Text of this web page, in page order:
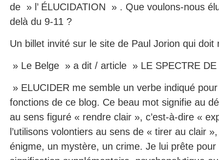
de » l’ ÉLUCIDATION » . Que voulons-nous
delà du 9-11 ?
Un billet invité sur le site de Paul Jorion qui doit
» Le Belge » a dit / article » LE SPECTRE DE
» ELUCIDER me semble un verbe indiqué pour
fonctions de ce blog. Ce beau mot signifie au
au sens figuré « rendre clair », c’est-à-dire «
l’utilisons volontiers au sens de « tirer au clair
énigme, un mystère, un crime. Je lui prête